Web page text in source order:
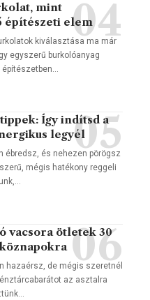
mint
elem
kiválasztása ma már
egyszerű burkolóanyag
építészetben…
Így indítsd a
legyél
ébredsz, és nehezen pörögsz
mégis hatékony reggeli
vacsora ötletek 30
hazaérsz, de mégis szeretnél
az asztalra